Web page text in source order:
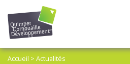
Accueil > Actualités